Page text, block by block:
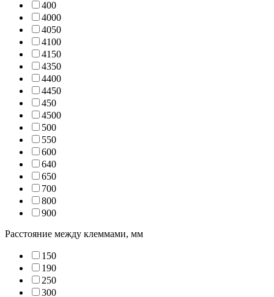
400
4000
4050
4100
4150
4350
4400
4450
450
4500
500
550
600
640
650
700
800
900
Расстояние между клеммами, мм
150
190
250
300